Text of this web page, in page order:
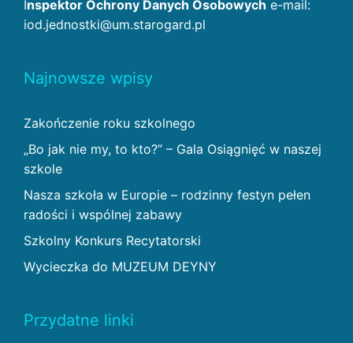
Inspektor Ochrony Danych Osobowych e-mail:
iod.jednostki@um.starogard.pl
Najnowsze wpisy
Zakończenie roku szkolnego
„Bo jak nie my, to kto?” – Gala Osiągnięć w naszej
szkole
Nasza szkoła w Europie – rodzinny festyn pełen
radości i wspólnej zabawy
Szkolny Konkurs Recytatorski
Wycieczka do MUZEUM DEYNY
Przydatne linki